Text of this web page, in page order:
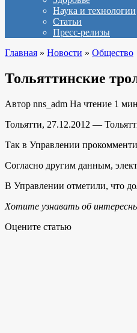
Наука и технологии
Статьи
Пресс-релизы
Главная » Новости » Общество
Тольяттинские
Автор nns_adm На чтение 1
Тольятти, 27.12.2012 —
Так в Управлении
Согласно другим данным,
В Управлении отметили, что
Хотите узнавать об
Оцените статью